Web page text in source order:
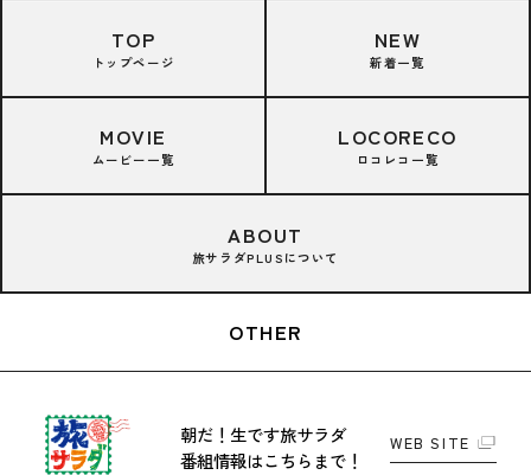
TOP
トップページ
NEW
新着一覧
MOVIE
ムービー一覧
LOCORECO
ロコレコ一覧
ABOUT
旅サラダPLUSについて
OTHER
朝だ！生です旅サラダ
番組情報はこちらまで！
WEB SITE